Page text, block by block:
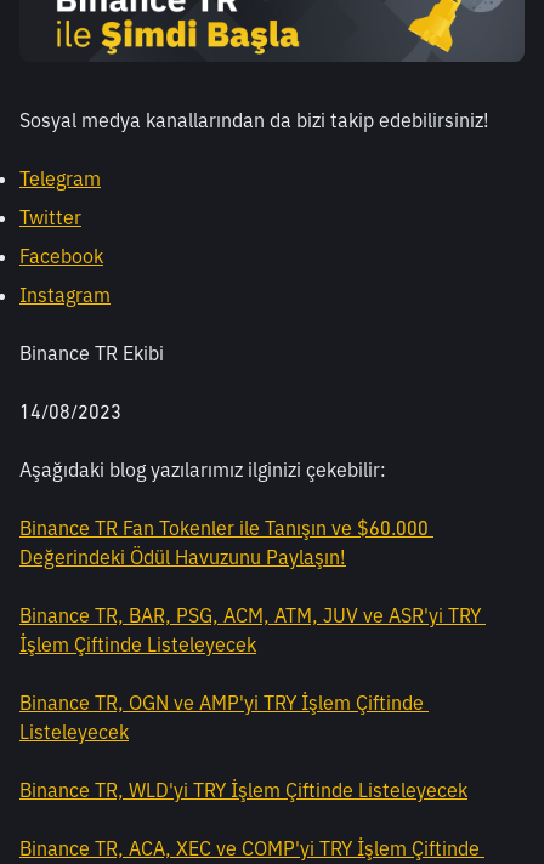
Sosyal medya kanallarından da bizi takip edebilirsiniz!
Telegram
Twitter
Facebook
Instagram
Binance TR Ekibi
14/08/2023
Aşağıdaki blog yazılarımız ilginizi çekebilir:
Binance TR Fan Tokenler ile Tanışın ve $60.000
Değerindeki Ödül Havuzunu Paylaşın!
Binance TR, BAR, PSG, ACM, ATM, JUV ve ASR'yi TRY
İşlem Çiftinde Listeleyecek
Binance TR, OGN ve AMP'yi TRY İşlem Çiftinde
Listeleyecek
Binance TR, WLD'yi TRY İşlem Çiftinde Listeleyecek
Binance TR, ACA, XEC ve COMP'yi TRY İşlem Çiftinde